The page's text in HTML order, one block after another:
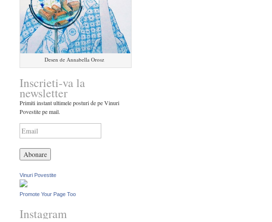
Desen de Annabella Orosz
Inscrieti-va la
newsletter
Primiti instant ultimele posturi de pe Vinuri
Povestite pe mail.
Vinuri Povestite
Promote Your Page Too
Instagram